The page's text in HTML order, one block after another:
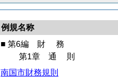
例規名称
■ 第6編 財 務
第1章 通 則
南国市財務規則